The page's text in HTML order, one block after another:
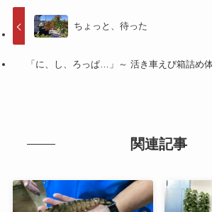
ちょっと、待った
「に、し、ろっぱ…」～ 活き車えび箱詰め
関連記事